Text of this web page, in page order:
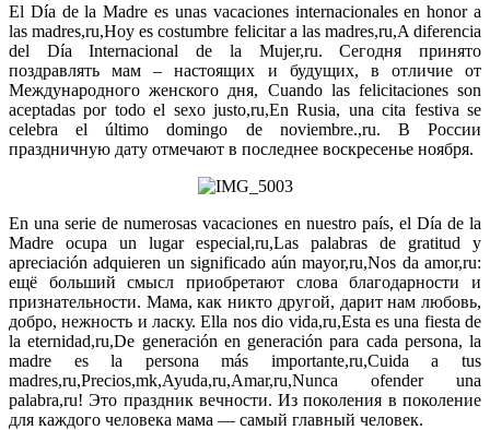
El Día de la Madre es unas vacaciones internacionales en honor a
las madres,ru,Hoy es costumbre felicitar a las madres,ru,A diferencia
del Día Internacional de la Mujer,ru. Сегодня принято
поздравлять мам – настоящих и будущих, в отличие от
Международного женского дня, Cuando las felicitaciones son
aceptadas por todo el sexo justo,ru,En Rusia, una cita festiva se
celebra el último domingo de noviembre.,ru. В России
праздничную дату отмечают в последнее воскресенье ноября.
En una serie de numerosas vacaciones en nuestro país, el Día de la
Madre ocupa un lugar especial,ru,Las palabras de gratitud y
apreciación adquieren un significado aún mayor,ru,Nos da amor,ru:
ещё больший смысл приобретают слова благодарности и
признательности. Мама, как никто другой, дарит нам любовь,
добро, нежность и ласку. Ella nos dio vida,ru,Esta es una fiesta de
la eternidad,ru,De generación en generación para cada persona, la
madre es la persona más importante,ru,Cuida a tus
madres,ru,Precios,mk,Ayuda,ru,Amar,ru,Nunca ofender una
palabra,ru! Это праздник вечности. Из поколения в поколение
для каждого человека мама — самый главный человек.